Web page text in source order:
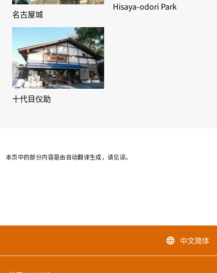
名古屋城
Hisaya-odori Park
十代目仪助
本页中的部分内容是由自动翻译生成，请见谅。
language 中文简体